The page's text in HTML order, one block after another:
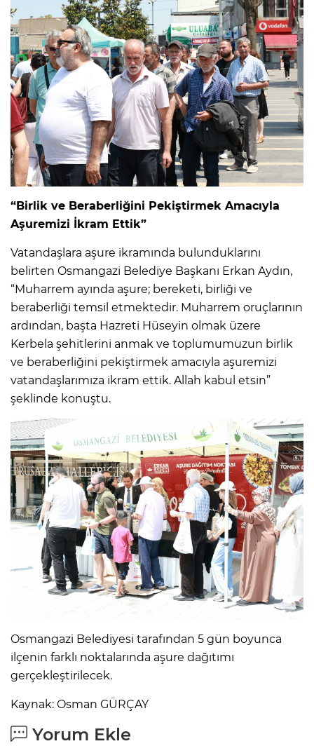
“Birlik ve Beraberliğini Pekiştirmek Amacıyla
Aşuremizi İkram Ettik”
Vatandaşlara aşure ikramında bulunduklarını
belirten Osmangazi Belediye Başkanı Erkan Aydın,
“Muharrem ayında aşure; bereketi, birliği ve
beraberliği temsil etmektedir. Muharrem oruçlarının
ardından, başta Hazreti Hüseyin olmak üzere
Kerbela şehitlerini anmak ve toplumumuzun birlik
ve beraberliğini pekiştirmek amacıyla aşuremizi
vatandaşlarımıza ikram ettik. Allah kabul etsin”
şeklinde konuştu.
Osmangazi Belediyesi tarafından 5 gün boyunca
ilçenin farklı noktalarında aşure dağıtımı
gerçekleştirilecek.
Kaynak: Osman GÜRÇAY
Yorum Ekle